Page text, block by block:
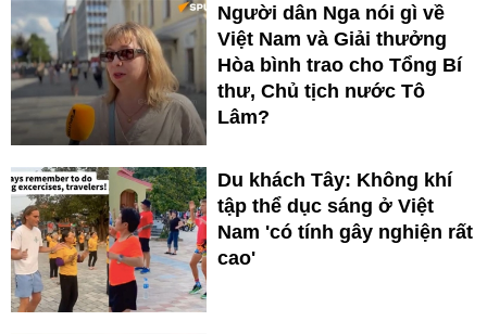
Người dân Nga nói gì về
Việt Nam và Giải thưởng
Hòa bình trao cho Tổng Bí
thư, Chủ tịch nước Tô
Lâm?
Du khách Tây: Không khí
tập thể dục sáng ở Việt
Nam 'có tính gây nghiện rất
cao'